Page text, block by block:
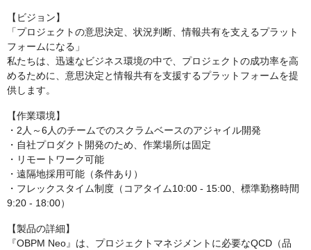
【ビジョン】
「プロジェクトの意思決定、状況判断、情報共有を支えるプラット
フォームになる」
私たちは、迅速なビジネス環境の中で、プロジェクトの成功率を高
めるために、意思決定と情報共有を支援するプラットフォームを提
供します。
【作業環境】
・2人～6人のチームでのスクラムベースのアジャイル開発
・自社プロダクト開発のため、作業場所は固定
・リモートワーク可能
・遠隔地採用可能（条件あり）
・フレックスタイム制度（コアタイム10:00 - 15:00、標準勤務時間
9:20 - 18:00）
【製品の詳細】
『OBPM Neo』は、プロジェクトマネジメントに必要なQCD（品